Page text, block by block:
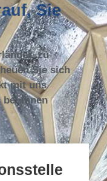
Sie
zu
Sie sich
mit uns
bei Ihnen